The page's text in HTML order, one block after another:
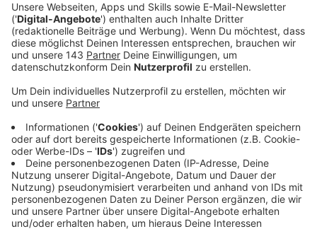
Veröffentlicht:Freitag, 19.02.2021 10:36
Anzeige
Aufgrund von Corona sollte das online gemacht
werden. Das Feuerwehrhaus Nord zwischen
Blankensteiner Straße, Bergstraße und der Straße
„Zum Ludwigstal“ soll auf zwei Etagen
Schulungsräume, Büros und Garagen für die
Einsatzfahrzeuge bekommen. Außerdem ist eine
Lärmschutzwand geplant. Die Bürgerbeteiligung läuft
bis zum 19. März. Einen Link zum Bauplan für das